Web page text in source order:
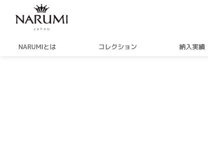
NARUMIとは コレクション 納入実績